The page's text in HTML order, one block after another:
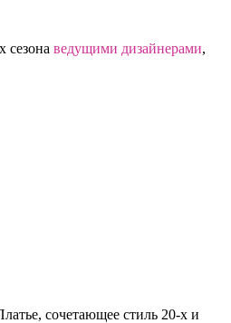
сезона ведущими дизайнерами,
сочетающее стиль 20-х и